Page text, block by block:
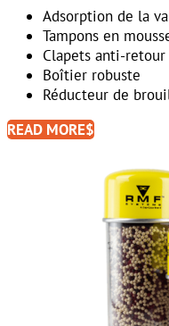
Adsorption de la
Tampons en
Clapets anti-retour
Boîtier robuste
Réducteur de
READ MORE